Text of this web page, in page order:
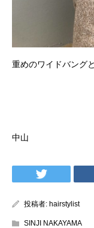
重めのワイドバング
中山
投稿者: hairstylist
SINJI NAKAYAMA